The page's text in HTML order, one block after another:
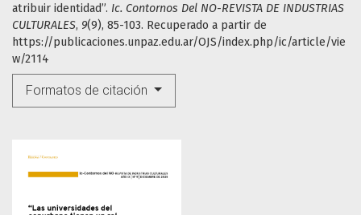
atribuir identidad”. Ic. Contornos Del NO-REVISTA DE INDUSTRIAS
CULTURALES, 9(9), 85-103. Recuperado a partir de
https://publicaciones.unpaz.edu.ar/OJS/index.php/ic/article/vie
w/2114
Formatos de citación